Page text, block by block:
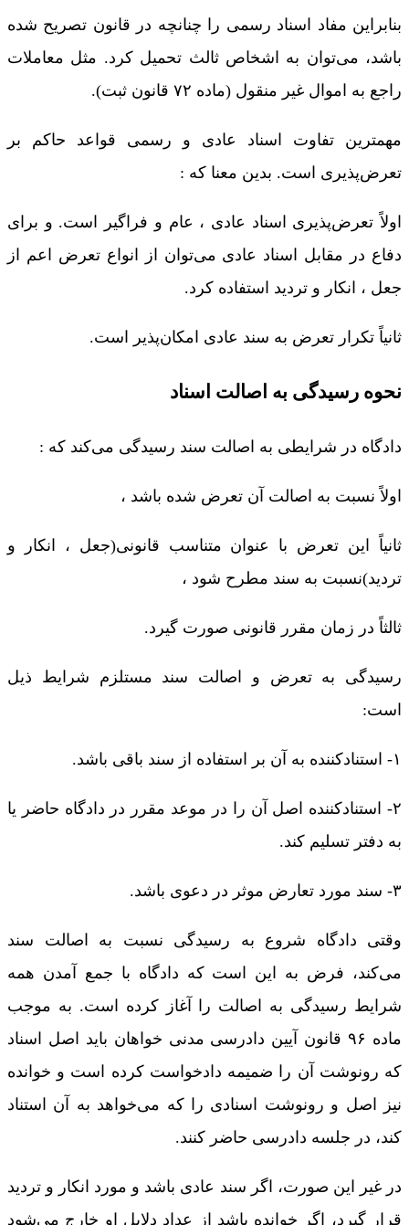
بنابراین مفاد اسناد رسمی را چنانچه در قانون تصریح شده
باشد، می‌توان به اشخاص ثالث تحمیل کرد. مثل معاملات
راجع به اموال غیر منقول (ماده ۷۲ قانون ثبت).
مهمترین تفاوت اسناد عادی و رسمی قواعد حاکم بر
تعرض‌پذیری است. بدین معنا که :
اولاً تعرض‌پذیری اسناد عادی ، عام و فراگیر است. و برای
دفاع در مقابل اسناد عادی می‌توان از انواع تعرض اعم از
جعل ، انکار و تردید استفاده کرد.
ثانیاً تکرار تعرض به سند عادی امکان‌پذیر است.
نحوه رسیدگی به اصالت اسناد
دادگاه در شرایطی به اصالت سند رسیدگی می‌کند که :
اولاً نسبت به اصالت آن تعرض شده باشد ،
ثانیاً این تعرض با عنوان متناسب قانونی(جعل ، انکار و
تردید)نسبت به سند مطرح شود ،
ثالثاً در زمان مقرر قانونی صورت گیرد.
رسیدگی به تعرض و اصالت سند مستلزم شرایط ذیل
است:
۱- استنادکننده به آن بر استفاده از سند باقی باشد.
۲- استنادکننده اصل آن را در موعد مقرر در دادگاه حاضر یا
به دفتر تسلیم کند.
۳- سند مورد تعارض موثر در دعوی باشد.
وقتی دادگاه شروع به رسیدگی نسبت به اصالت سند
می‌کند، فرض به این است که دادگاه با جمع آمدن همه
شرایط رسیدگی به اصالت را آغاز کرده است. به موجب
ماده ۹۶ قانون آیین دادرسی مدنی خواهان باید اصل اسناد
که رونوشت آن را ضمیمه دادخواست کرده است و خوانده
نیز اصل و رونوشت اسنادی را که می‌خواهد به آن استناد
کند، در جلسه دادرسی حاضر کنند.
در غیر این صورت، اگر سند عادی باشد و مورد انکار و تردید
قرار گیرد، اگر خوانده باشد از عداد دلایل او خارج می‌شود